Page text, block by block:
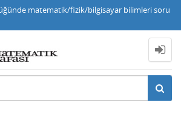
matematik/fizik/bilgisayar bilimleri soru